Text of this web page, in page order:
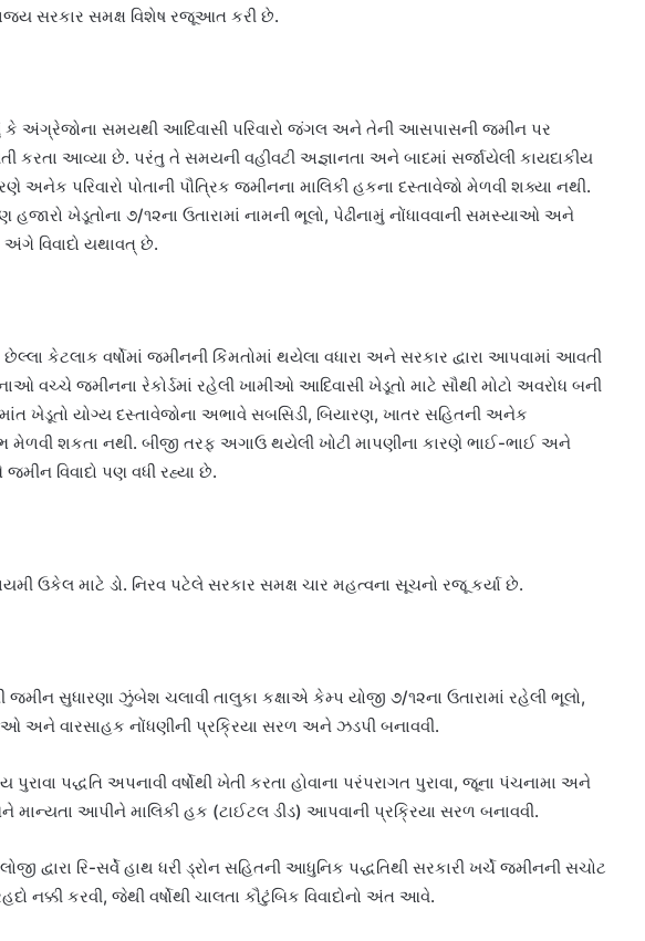
સરકાર સમક્ષ વિશેષ રજૂઆત કરી છે.
કે અંગ્રેજોના સમયથી આદિવાસી પરિવારો જંગલ અને તેની આસપાસની જમીન પર
કરતા આવ્યા છે. પરંતુ તે સમયની વહીવટી અજ્ઞાનતા અને બાદમાં સર્જાયેલી કાયદાકીય
અનેક પરિવારો પોતાની પૌત્રિક જમીનના માલિકી હકના દસ્તાવેજો મેળવી શક્યા નથી.
ખેડૂતોના ૭/૧૨ના ઉતારામાં નામની ભૂલો, પેઢીનામું નોંધાવવાની સમસ્યાઓ અને
વિવાદો યથાવત્ છે.
કેટલાક વર્ષોમાં જમીનની કિંમતોમાં થયેલા વધારા અને સરકાર દ્વારા આપવામાં આવતી
વચ્ચે જમીનના રેકોર્ડમાં રહેલી ખામીઓ આદિવાસી ખેડૂતો માટે સૌથી મોટો અવરોધ બની
ખેડૂતો યોગ્ય દસ્તાવેજોના અભાવે સબસિડી, બિયારણ, ખાતર સહિતની અનેક
મેળવી શકતા નથી. બીજી તરફ અગાઉ થયેલી ખોટી માપણીના કારણે ભાઈ-ભાઈ અને
વિવાદો પણ વધી રહ્યા છે.
ઉકેલ માટે ડો. નિરવ પટેલે સરકાર સમક્ષ ચાર મહત્વના સૂચનો રજૂ કર્યા છે.
જમીન સુધારણા ઝુંબેશ ચલાવી તાલુકા કક્ષાએ કેમ્પ યોજી ૭/૧૨ના ઉતારામાં રહેલી ભૂલો,
અને વારસાહક નોંધણીની પ્રક્રિયા સરળ અને ઝડપી બનાવવી.
પુરાવા પદ્ધતિ અપનાવી વર્ષોથી ખેતી કરતા હોવાના પરંપરાગત પુરાવા, જૂના પંચનામા અને
માન્યતા આપીને માલિકી હક (ટાઈટલ ડીડ) આપવાની પ્રક્રિયા સરળ બનાવવી.
દ્વારા રિ-સર્વે હાથ ધરી ડ્રોન સહિતની આધુનિક પદ્ધતિથી સરકારી ખર્ચે જમીનની સચોટ
નક્કી કરવી, જેથી વર્ષોથી ચાલતા કૌટુંબિક વિવાદોનો અંત આવે.